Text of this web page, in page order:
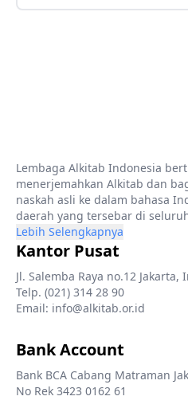
Lembaga Alkitab Indonesia
menerjemahkan Alkitab dan
naskah asli ke dalam bahasa
daerah yang tersebar di
Lebih Selengkapnya
Kantor Pusat
Jl. Salemba Raya no.12 Jakarta,
Telp. (021) 314 28 90
Email: info@alkitab.or.id
Bank Account
Bank BCA Cabang Matraman
No Rek 3423 0162 61